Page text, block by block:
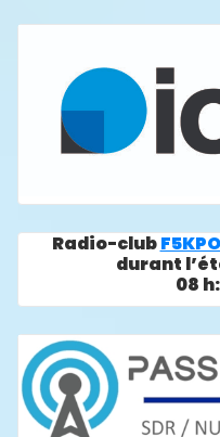
Radio-clubF5KPO
durant
08